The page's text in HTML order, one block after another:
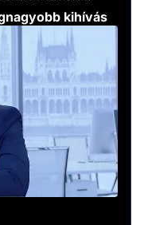
kihívás